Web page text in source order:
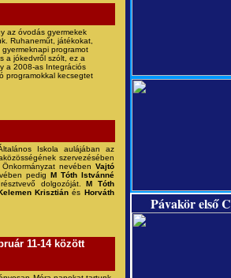
az óvodás gyermekek
Ruhaneműt, játékokat,
programot
a jókedvről szólt, ez a
a 2008-as Integrációs
programokkal kecsegtet
Iskola aulájában az
szervezésében
nevében Vajtó
pedig M Tóth Istvánné
dolgozóját.
M Tóth
Krisztián és Horváth
11-14 között
Pávakör első